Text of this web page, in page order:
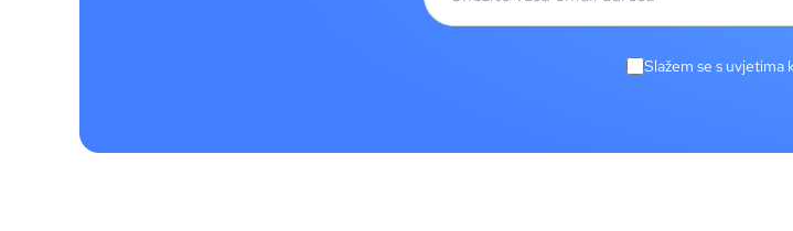
Slažem se s uvjetima